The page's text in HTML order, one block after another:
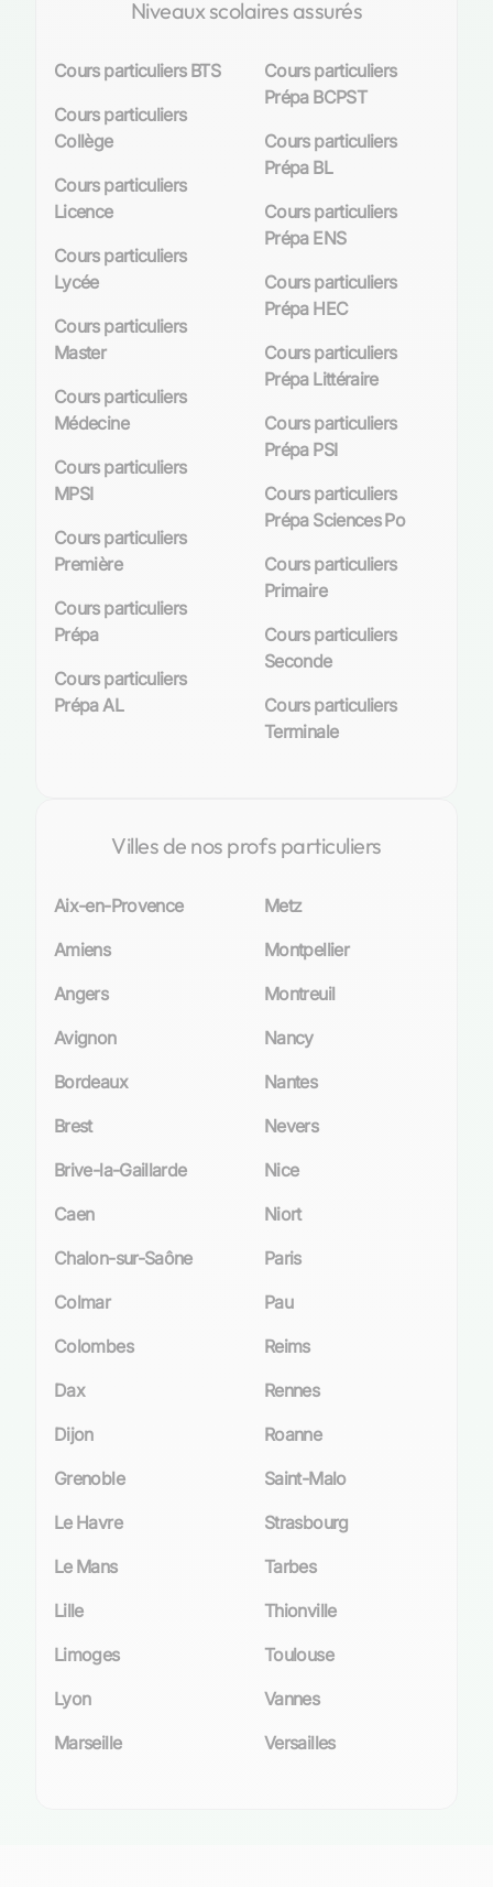
Niveaux scolaires assurés
Cours particuliers BTS
Cours particuliers
Collège
Cours particuliers
Licence
Cours particuliers
Lycée
Cours particuliers
Master
Cours particuliers
Médecine
Cours particuliers
MPSI
Cours particuliers
Première
Cours particuliers
Prépa
Cours particuliers
Prépa AL
Cours particuliers
Prépa BCPST
Cours particuliers
Prépa BL
Cours particuliers
Prépa ENS
Cours particuliers
Prépa HEC
Cours particuliers
Prépa Littéraire
Cours particuliers
Prépa PSI
Cours particuliers
Prépa Sciences Po
Cours particuliers
Primaire
Cours particuliers
Seconde
Cours particuliers
Terminale
Villes de nos profs particuliers
Aix-en-Provence
Amiens
Angers
Avignon
Bordeaux
Brest
Brive-la-Gaillarde
Caen
Chalon-sur-Saône
Colmar
Colombes
Dax
Dijon
Grenoble
Le Havre
Le Mans
Lille
Limoges
Lyon
Marseille
Metz
Montpellier
Montreuil
Nancy
Nantes
Nevers
Nice
Niort
Paris
Pau
Reims
Rennes
Roanne
Saint-Malo
Strasbourg
Tarbes
Thionville
Toulouse
Vannes
Versailles